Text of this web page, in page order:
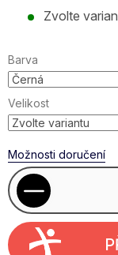
cena:
Zvolte
Barva
Velikost
Možnosti doručení